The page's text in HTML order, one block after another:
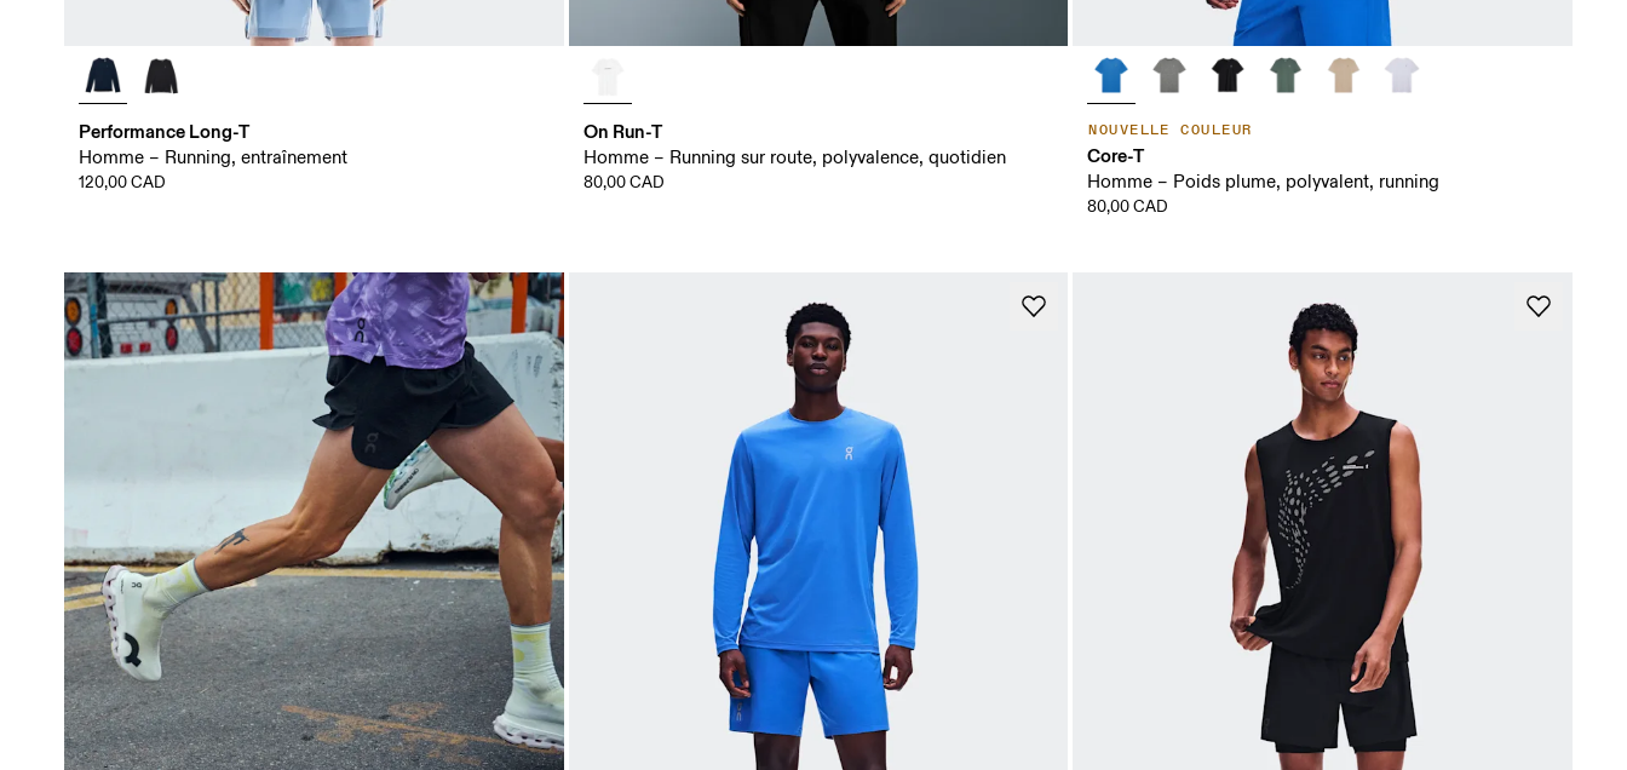
Performance Long-T
Homme – Running, entraînement
120,00 CAD
On Run-T
Homme – Running sur route, polyvalence, quotidien
80,00 CAD
NOUVELLE COULEUR
Core-T
Homme – Poids plume, polyvalent, running
80,00 CAD